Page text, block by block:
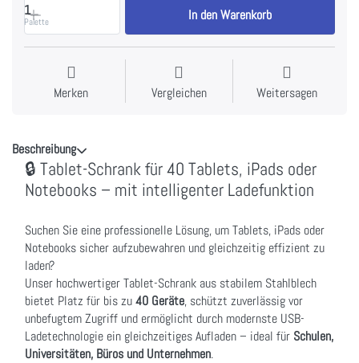
1
Palette In den Warenkorb
Merken Vergleichen Weitersagen
Beschreibung
🔒 Tablet-Schrank für 40 Tablets, iPads oder
Notebooks – mit intelligenter Ladefunktion
Suchen Sie eine professionelle Lösung, um Tablets, iPads oder
Notebooks sicher aufzubewahren und gleichzeitig effizient zu
laden?
Unser hochwertiger Tablet-Schrank aus stabilem Stahlblech
bietet Platz für bis zu40 Geräte, schützt zuverlässig vor
unbefugtem Zugriff und ermöglicht durch modernste USB-
Ladetechnologie ein gleichzeitiges Aufladen – ideal für Schulen,
Universitäten, Büros und Unternehmen.